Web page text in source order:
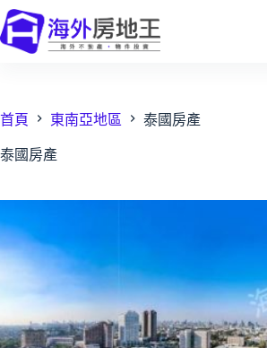
跳
至
容
首頁 東南亞地區 泰國房產
泰國房產